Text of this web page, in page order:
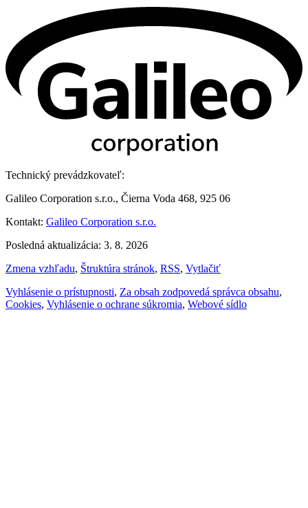
Technický prevádzkovateľ:
Galileo Corporation s.r.o., Čierna Voda 468, 925 06
Kontakt: Galileo Corporation s.r.o.
Posledná aktualizácia: 3. 8. 2026
Zmena vzhľadu, Štruktúra stránok, RSS, Vytlačiť
Vyhlásenie o prístupnosti, Za obsah zodpovedá správca obsahu,
Cookies, Vyhlásenie o ochrane súkromia, Webové sídlo